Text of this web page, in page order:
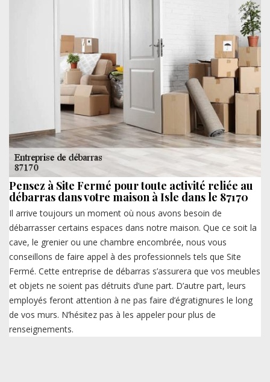
Pensez à Site Fermé pour toute activité reliée au
débarras dans votre maison à Isle dans le 87170
Il arrive toujours un moment où nous avons besoin de
débarrasser certains espaces dans notre maison. Que ce soit la
cave, le grenier ou une chambre encombrée, nous vous
conseillons de faire appel à des professionnels tels que Site
Fermé. Cette entreprise de débarras s’assurera que vos meubles
et objets ne soient pas détruits d’une part. D’autre part, leurs
employés feront attention à ne pas faire d’égratignures le long
de vos murs. N’hésitez pas à les appeler pour plus de
renseignements.